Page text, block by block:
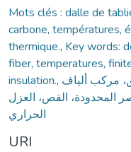
Mots clés : dalle de
carbone, températures,
thermique., Key words:
fiber, temperatures,
insulation., مركب ألياف
المحدودة، القص، العزل
الحراري
URI